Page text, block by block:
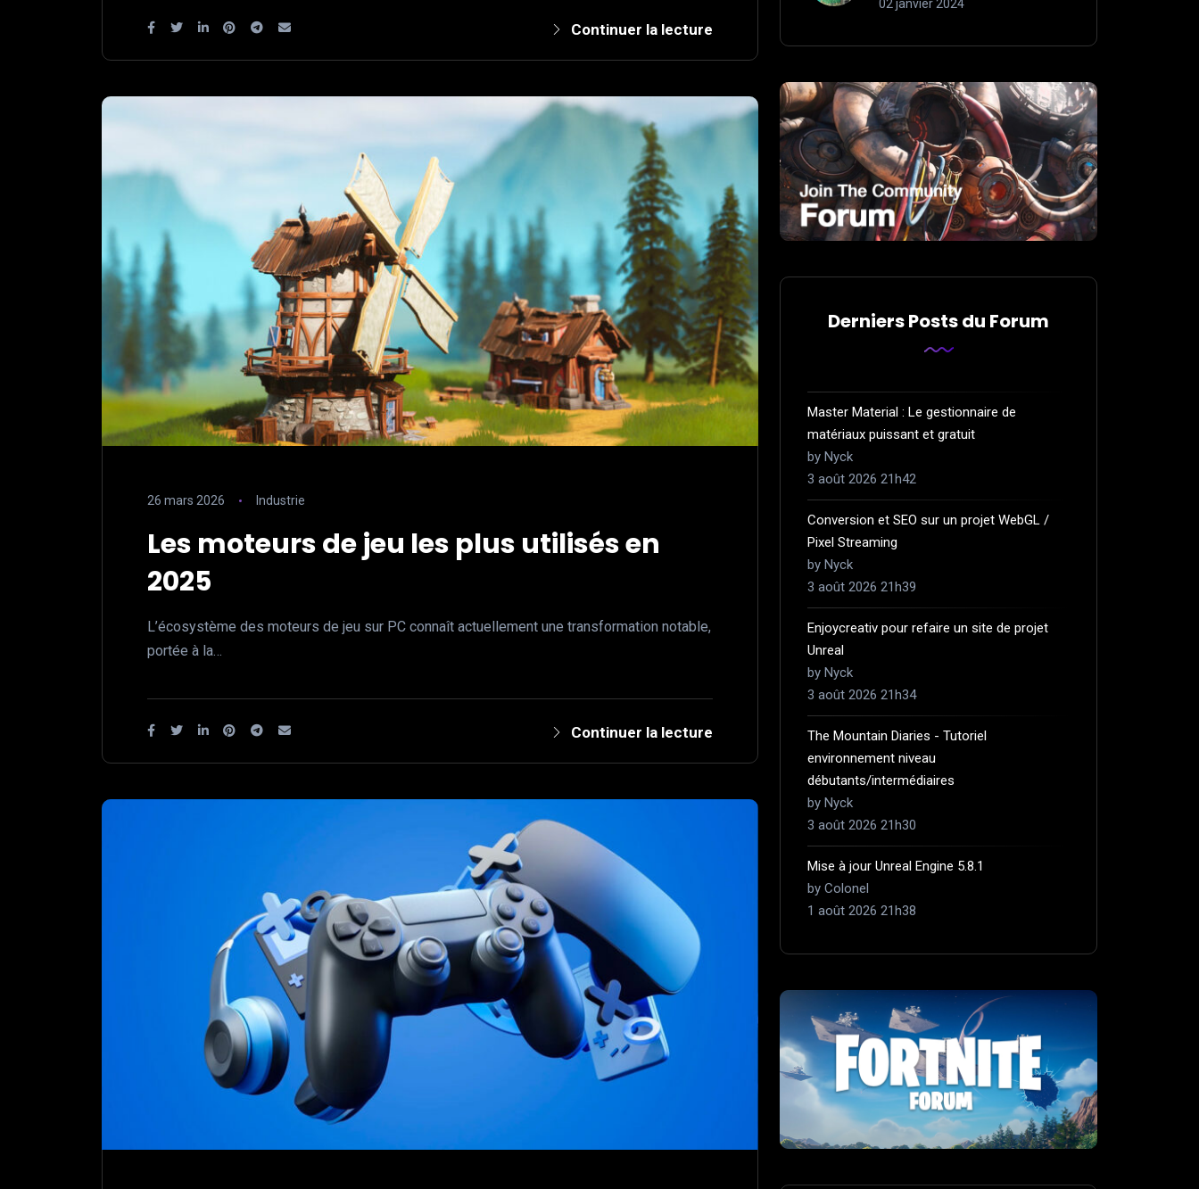
26 mars 2026 Industrie
Les moteurs de jeu les plus utilisés en
2025
L’écosystème des moteurs de jeu sur PC connaît actuellement une transformation notable,
portée à la…
02 janvier 2024
Derniers Posts du Forum
Master Material : Le gestionnaire de
matériaux puissant et gratuit
by Nyck
3 août 2026 21h42
Conversion et SEO sur un projet WebGL /
Pixel Streaming
by Nyck
3 août 2026 21h39
Enjoycreativ pour refaire un site de projet
Unreal
by Nyck
3 août 2026 21h34
The Mountain Diaries - Tutoriel
environnement niveau
débutants/intermédiaires
by Nyck
3 août 2026 21h30
Mise à jour Unreal Engine 5.8.1
by Colonel
1 août 2026 21h38